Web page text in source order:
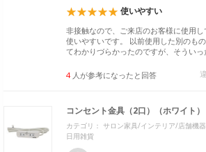
使いやすい
非接触なので、ご来店のお客様に使用
使いやすいです。 以前使用した別のも
てわかりづらかったのですが、そういっ
4人が参考になったと回答
コンセント金具（2口）（ホワイト）
カテゴリ： サロン家具/インテリア/店舗機
日用雑貨